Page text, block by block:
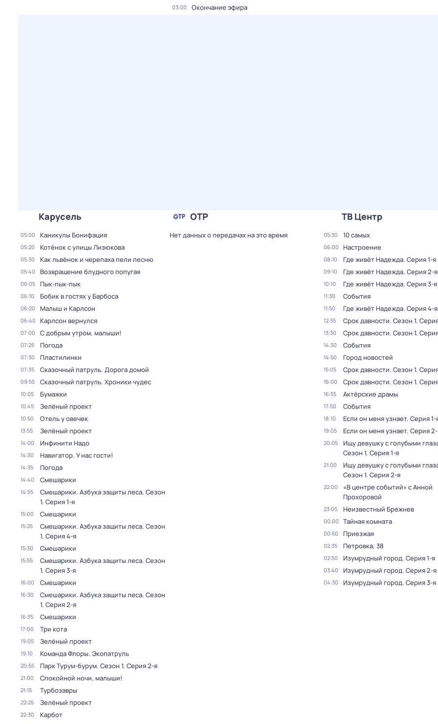
03:00 Окончание эфира
Карусель
05:00 Каникулы Бонифация
05:20 Котёнок с улицы Лизюкова
05:30 Как львёнок и черепаха пели песню
05:40 Возвращение блудного попугая
06:05 Пык-пык-пык
06:10 Бобик в гостях у Барбоса
06:20 Малыш и Карлсон
06:40 Карлсон вернулся
07:00 С добрым утром, малыши!
07:25 Погода
07:30 Пластилинки
07:35 Сказочный патруль. Дорога домой
09:55 Сказочный патруль. Хроники чудес
10:05 Бумажки
10:45 Зелёный проект
10:50 Отель у овечек
13:55 Зелёный проект
14:00 Инфинити Надо
14:30 Навигатор. У нас гости!
14:35 Погода
14:40 Смешарики
14:55 Смешарики. Азбука защиты леса. Сезон
1. Серия 1-я
15:00 Смешарики
15:25 Смешарики. Азбука защиты леса. Сезон
1. Серия 4-я
15:30 Смешарики
15:55 Смешарики. Азбука защиты леса. Сезон
1. Серия 3-я
16:00 Смешарики
16:30 Смешарики. Азбука защиты леса. Сезон
1. Серия 2-я
16:35 Смешарики
17:00 Три кота
19:05 Зелёный проект
19:10 Команда Флоры. Экопатруль
20:55 Парк Турум-бурум. Сезон 1. Серия 2-я
21:00 Спокойной ночи, малыши!
21:15 Турбозавры
22:25 Зелёный проект
22:30 Карбот
ОТР
Нет данных о передачах на это время
ТВ Центр
05:30 10 самых
06:00 Настроение
08:10 Где живёт Надежда. Серия 1-я
09:10 Где живёт Надежда. Серия 2-я
10:10 Где живёт Надежда. Серия 3-я
11:30 События
11:50 Где живёт Надежда. Серия 4-я
12:35 Срок давности. Сезон 1.
13:30 Срок давности. Сезон 1.
14:30 События
14:50 Город новостей
15:05 Срок давности. Сезон 1.
16:00 Срок давности. Сезон 1.
16:55 Актёрские драмы
17:50 События
18:10 Если он меня узнает. Серия 1-
19:05 Если он меня узнает. Серия
20:05
Ищу девушку с голубыми
Сезон 1. Серия 1-я
21:00
Ищу девушку с голубыми
Сезон 1. Серия 2-я
22:00
«В центре событий» с Анной
Прохоровой
23:05 Неизвестный Брежнев
00:00 Тайная комната
00:50 Приезжая
02:35 Петровка, 38
02:50 Изумрудный город. Серия 1-я
03:40 Изумрудный город. Серия 2-я
04:30 Изумрудный город. Серия 3-я